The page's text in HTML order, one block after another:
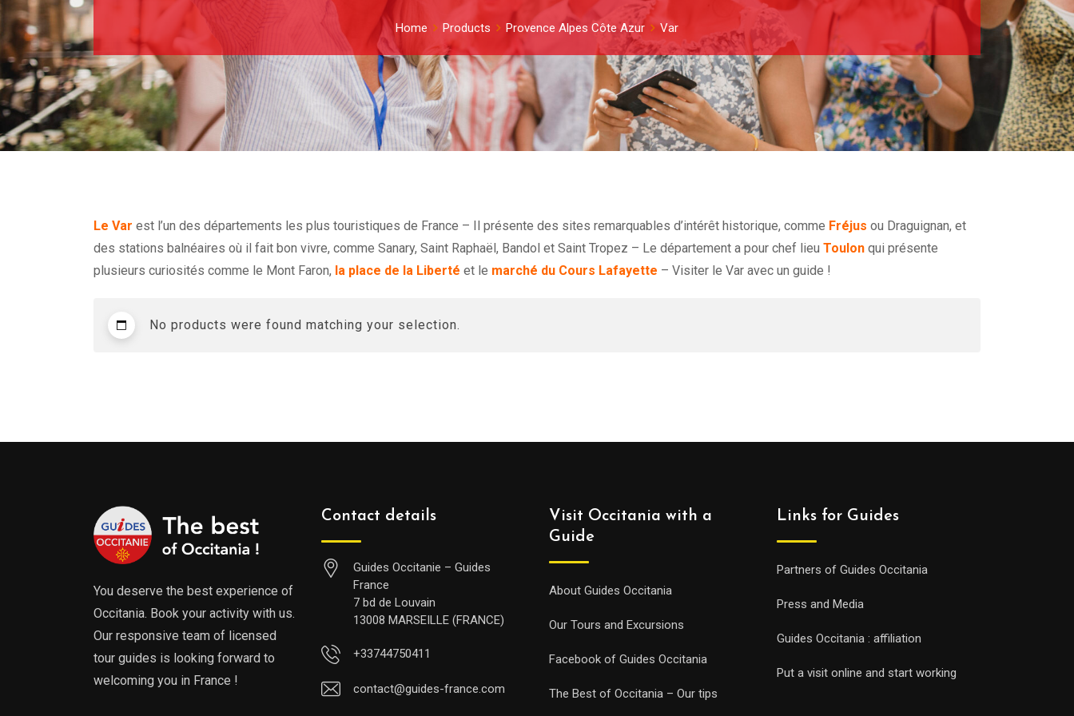
Home Products Provence Alpes Côte Azur Var
Le Var est l’un des départements les plus touristiques de France – Il présente des sites remarquables d’intérêt historique, comme Fréjus ou Draguignan, et
des stations balnéaires où il fait bon vivre, comme Sanary, Saint Raphaël, Bandol et Saint Tropez – Le département a pour chef lieu Toulon qui présente
plusieurs curiosités comme le Mont Faron, la place de la Liberté et le marché du Cours Lafayette – Visiter le Var avec un guide !
No products were found matching your selection.
You deserve the best experience of
Occitania. Book your activity with us.
Our responsive team of licensed
tour guides is looking forward to
welcoming you in France !
Contact details
Guides Occitanie – Guides
France
7 bd de Louvain
13008 MARSEILLE (FRANCE)
+33744750411
contact@guides-france.com
Visit Occitania with a
Guide
About Guides Occitania
Our Tours and Excursions
Facebook of Guides Occitania
The Best of Occitania – Our tips
Links for Guides
Partners of Guides Occitania
Press and Media
Guides Occitania : affiliation
Put a visit online and start working